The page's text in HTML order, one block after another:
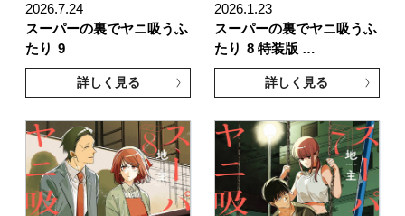
2026.7.24
スーパーの裏でヤニ吸うふ
たり 9
詳しく見る
2026.1.23
スーパーの裏でヤニ吸うふ
たり 8 特装版 …
詳しく見る